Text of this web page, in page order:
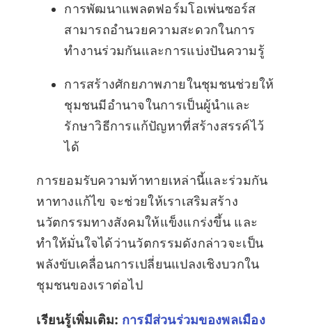
การพัฒนาแพลตฟอร์มโอเพ่นซอร์ส
สามารถอำนวยความสะดวกในการ
ทำงานร่วมกันและการแบ่งปันความรู้
การสร้างศักยภาพภายในชุมชนช่วยให้
ชุมชนมีอำนาจในการเป็นผู้นำและ
รักษาวิธีการแก้ปัญหาที่สร้างสรรค์ไว้
ได้
การยอมรับความท้าทายเหล่านี้และร่วมกัน
หาทางแก้ไข จะช่วยให้เราเสริมสร้าง
นวัตกรรมทางสังคมให้แข็งแกร่งขึ้น และ
ทำให้มั่นใจได้ว่านวัตกรรมดังกล่าวจะเป็น
พลังขับเคลื่อนการเปลี่ยนแปลงเชิงบวกใน
ชุมชนของเราต่อไป
เรียนรู้เพิ่มเติม: การมีส่วนร่วมของพลเมือง